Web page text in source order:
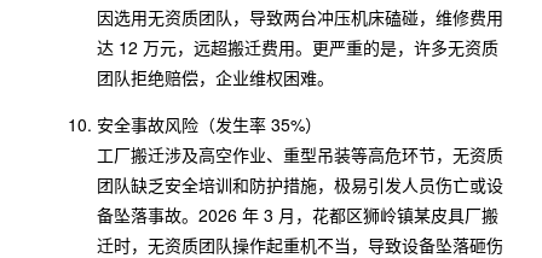
因选用无资质团队，导致两台冲压机床磕碰，维修费用
达 12 万元，远超搬迁费用。更严重的是，许多无资质
团队拒绝赔偿，企业维权困难。
安全事故风险（发生率 35%）
工厂搬迁涉及高空作业、重型吊装等高危环节，无资质
团队缺乏安全培训和防护措施，极易引发人员伤亡或设
备坠落事故。2026 年 3 月，花都区狮岭镇某皮具厂搬
迁时，无资质团队操作起重机不当，导致设备坠落砸伤